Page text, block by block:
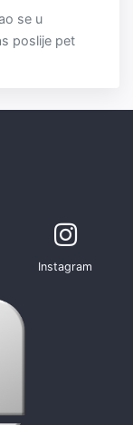
se u
poslije pet
Instagram